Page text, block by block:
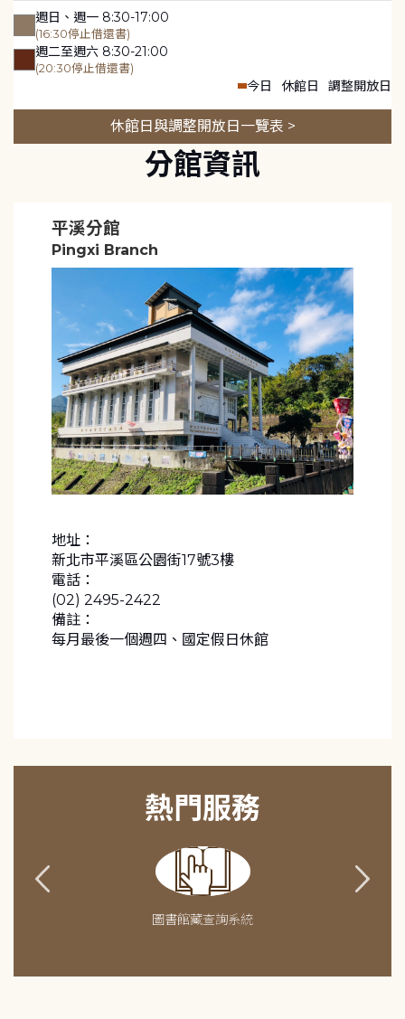
週日、週一 8:30-17:00
(16:30停止借還書)
週二至週六 8:30-21:00
(20:30停止借還書)
今日 休館日 調整開放日
休館日與調整開放日一覽表 >
分館資訊
平溪分館
Pingxi Branch
地址：
新北市平溪區公園街17號3樓
電話：
(02) 2495-2422
備註：
每月最後一個週四、國定假日休館
熱門服務
圖書館藏查詢系統